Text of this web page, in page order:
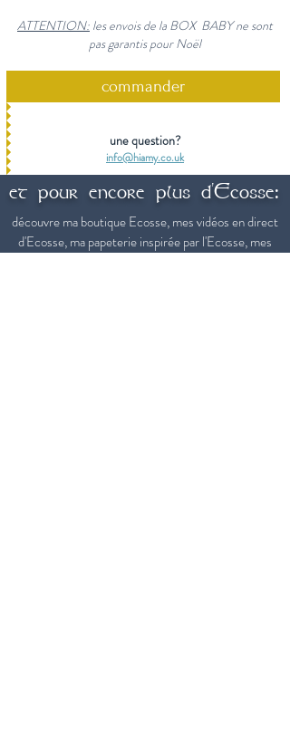
ATTENTION: les envois de la BOX BABY ne sont
pas garantis pour Noël
commander
une question?
info@hiamy.co.uk
et pour encore plus d'Ecosse:
découvre ma boutique Ecosse, mes vidéos en direct
d'Ecosse, ma papeterie inspirée par l'Ecosse, mes